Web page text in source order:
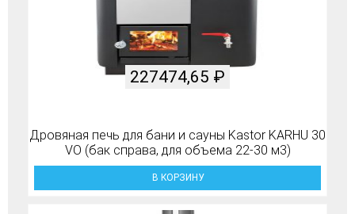
Дровяная печь для бани и сауны Kastor KARHU 30
VO (бак справа, для объема 22-30 м3)
227474,65 ₽
В КОРЗИНУ